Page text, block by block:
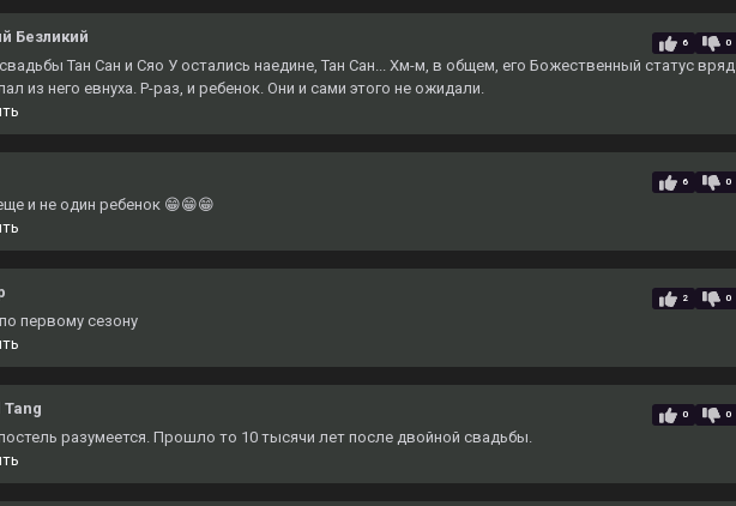
Безликий 6 0
Тан Сан и Сяо У остались наедине, Тан Сан... Хм-м, в общем, его Божественный статус вряд
из него евнуха. Р-раз, и ребенок. Они и сами этого не ожидали.
6 0
и не один ребенок 😁😁😁
2 0
первому сезону
Tang 0 0
разумеется. Прошло то 10 тысячи лет после двойной свадьбы.